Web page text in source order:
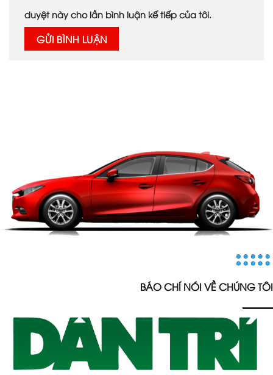
duyệt này cho lần bình luận kế tiếp của tôi.
BÁO CHÍ NÓI VỀ CHÚNG TÔI